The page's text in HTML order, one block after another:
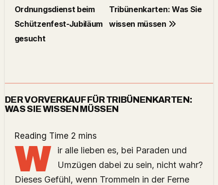
Ordnungsdienst beim
Schützenfest-Jubiläum
gesucht
Tribünenkarten: Was Sie
wissen müssen
DER VORVERKAUF FÜR TRIBÜNENKARTEN:
WAS SIE WISSEN MÜSSEN
W
ir alle lieben es, bei Paraden und
Umzügen dabei zu sein, nicht wahr?
Dieses Gefühl, wenn Trommeln in der Ferne